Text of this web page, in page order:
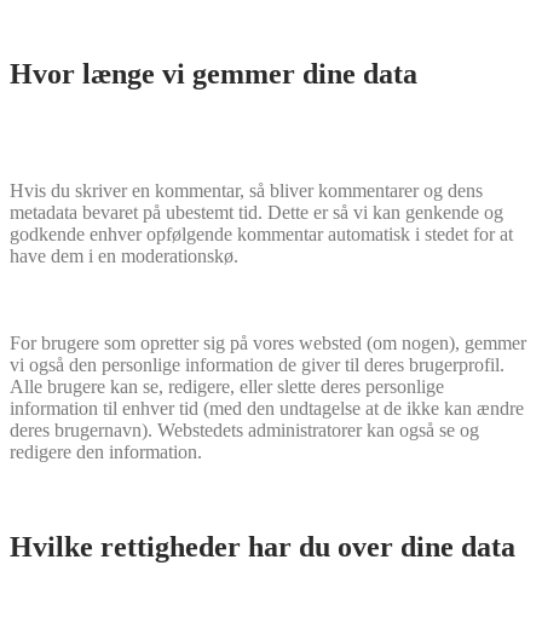
Hvor længe vi gemmer dine data
Hvis du skriver en kommentar, så bliver kommentarer og dens
metadata bevaret på ubestemt tid. Dette er så vi kan genkende og
godkende enhver opfølgende kommentar automatisk i stedet for at
have dem i en moderationskø.
For brugere som opretter sig på vores websted (om nogen), gemmer
vi også den personlige information de giver til deres brugerprofil.
Alle brugere kan se, redigere, eller slette deres personlige
information til enhver tid (med den undtagelse at de ikke kan ændre
deres brugernavn). Webstedets administratorer kan også se og
redigere den information.
Hvilke rettigheder har du over dine data